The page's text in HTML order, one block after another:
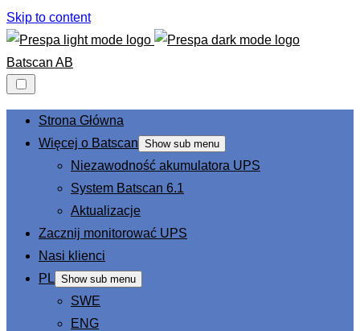
Skip to content
Batscan AB
Strona Główna
Więcej o Batscan Show sub menu
Niezawodność akumulatora UPS
System Batscan 6.1
Aktualizacje
Zacznij monitorować UPS
Nasi klienci
PL Show sub menu
SWE
ENG